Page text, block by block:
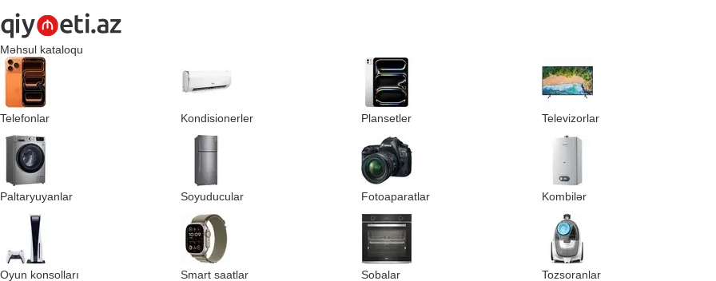
Məhsul kataloqu
Telefonlar Kondisionerler Plansetler Televizorlar
Paltaryuyanlar Soyuducular Fotoaparatlar Kombilər
Oyun konsolları Smart saatlar Sobalar Tozsoranlar